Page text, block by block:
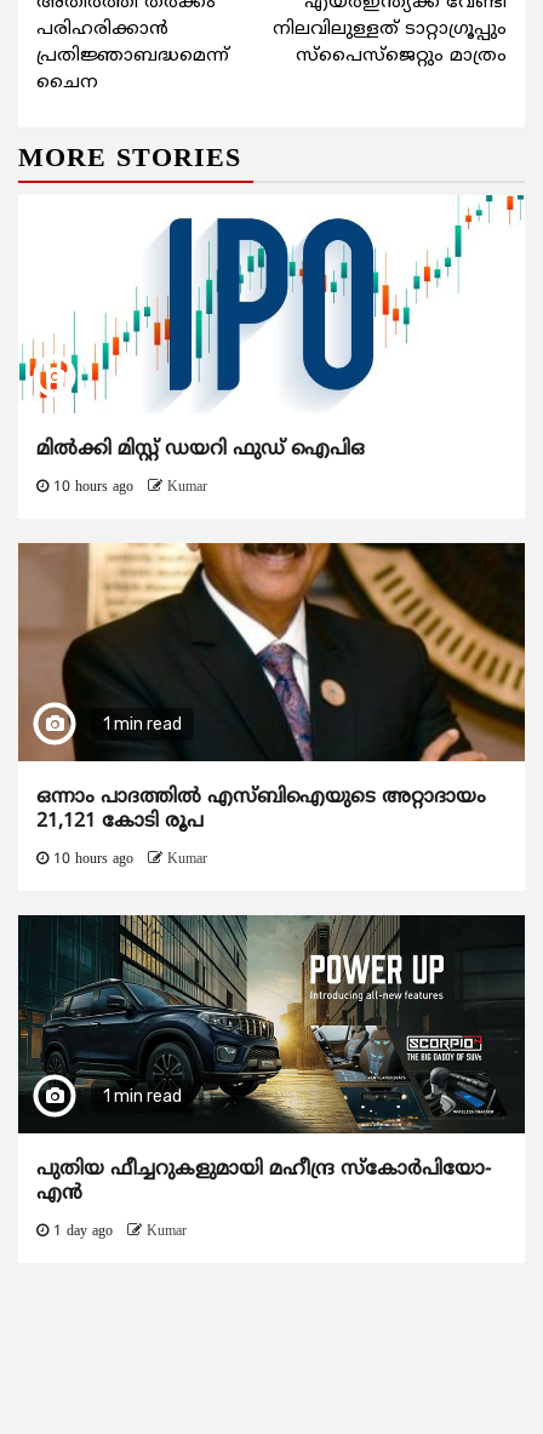
Reading
പരിഹരിക്കാന്‍
പ്രതിജ്ഞാബദ്ധമെന്ന്
ചൈന
നിലവിലുള്ളത് ടാറ്റാഗ്രൂപ്പും
സ്പൈസ്ജെറ്റും മാത്രം
MORE STORIES
മിൽക്കി മിസ്റ്റ് ഡയറി ഫുഡ് ഐപിഒ
10 hours ago Kumar
1 min read
ഒന്നാം പാദത്തിൽ എസ്ബിഐയുടെ അറ്റാദായം
21,121 കോടി രൂപ
10 hours ago Kumar
1 min read
പുതിയ ഫീച്ചറുകളുമായി മഹീന്ദ്ര സ്കോർപിയോ-
എൻ
1 day ago Kumar